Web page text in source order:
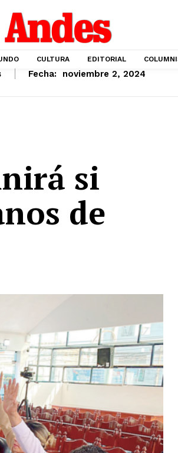
CULTURA EDITORIAL
Fecha: noviembre 2, 2024
si
de